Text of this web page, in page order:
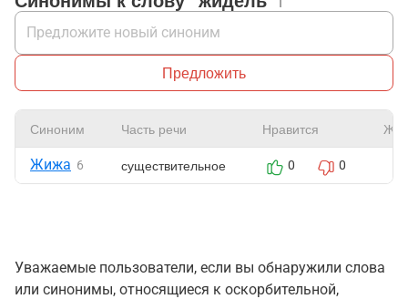
Предложить
Синоним Часть речи Нравится
Жижа 6 существительное 0 0
Уважаемые пользователи, если вы обнаружили слова
или синонимы, относящиеся к оскорбительной,